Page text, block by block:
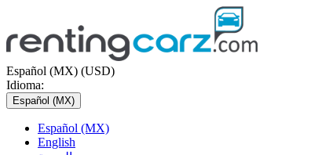
Español (MX) (USD)
Idioma:
Español (MX)
Español (MX)
English